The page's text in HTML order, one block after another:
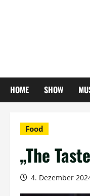
HOME SHOW
Food
„The
4. Dezember